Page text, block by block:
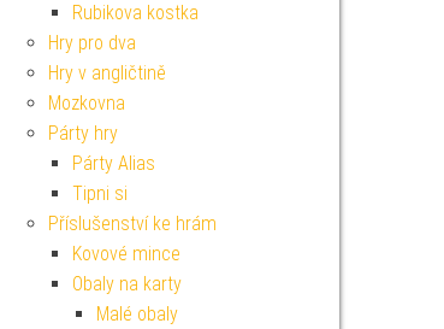
Rubikova kostka
Hry pro dva
Hry v angličtině
Mozkovna
Párty hry
Párty Alias
Tipni si
Příslušenství ke hrám
Kovové mince
Obaly na karty
Malé obaly